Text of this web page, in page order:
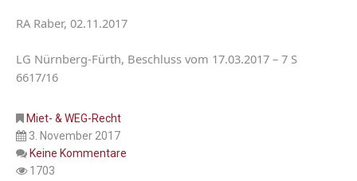
RA Raber, 02.11.2017
LG Nürnberg-Fürth, Beschluss vom 17.03.2017 – 7 S
6617/16
Miet- & WEG-Recht
3. November 2017
Keine Kommentare
1703